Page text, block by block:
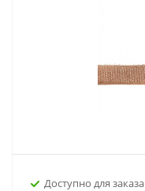
Доступно для заказа